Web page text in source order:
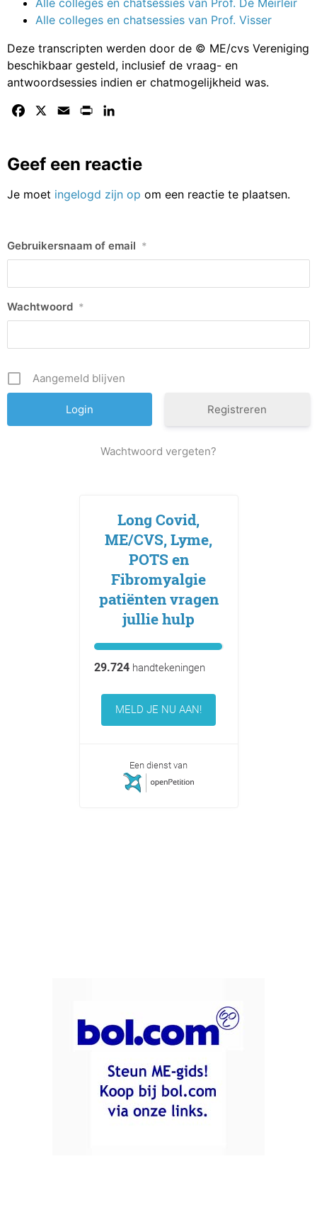
Alle colleges en chatsessies van Prof. Visser
Deze transcripten werden door de © ME/cvs Vereniging
beschikbaar gesteld, inclusief de vraag- en
antwoordsessies indien er chatmogelijkheid was.
Facebook Email Print
Geef een reactie
Je moet ingelogd zijn op om een reactie te plaatsen.
Gebruikersnaam of email *
Wachtwoord *
Aangemeld blijven
Registreren
Wachtwoord vergeten?
Long Covid,
ME/CVS, Lyme,
POTS en
Fibromyalgie
patiënten vragen
jullie hulp
29.724handtekeningen
MELD JE NU AAN!
Een dienst van